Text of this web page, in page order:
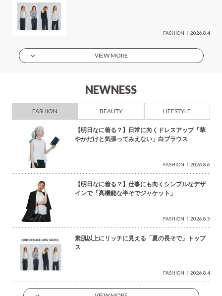
FASHION 2026.8.4
VIEW MORE
NEWNESS
FASHION BEAUTY LIFESTYLE
【明日なに着る？】日常に向くドレスアップ「華
やかだけと気張ってみえない」白ブラウス
FASHION 2026.8.6
【明日なに着る？】仕事にも向くシンプルなデザ
インで「高機能な半そでジャケット」
FASHION 2026.8.5
素肌以上にリッチに見える「夏の長そで」トップ
ス
FASHION 2026.8.4